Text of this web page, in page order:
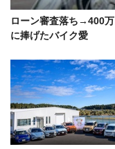
ローン審査落ち→400
に捧げたバイク愛